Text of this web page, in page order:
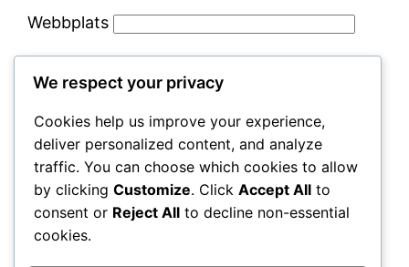
Webbplats
webbplats i denna webbläsare till nästa gång
jag skriver en kommentar.
We respect your privacy
Cookies help us improve your experience,
deliver personalized content, and analyze
traffic. You can choose which cookies to allow
by clicking Customize. Click Accept All to
consent or Reject All to decline non-essential
cookies.